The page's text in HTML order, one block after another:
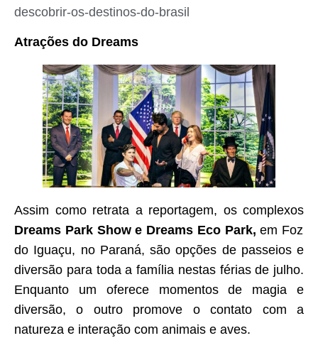
descobrir-os-destinos-do-brasil
Atrações do Dreams
Assim como retrata a reportagem, os complexos
Dreams Park Show e Dreams Eco Park,em Foz
do Iguaçu, no Paraná, são opções de passeios e
diversão para toda a família nestas férias de julho.
Enquanto um oferece momentos de magia e
diversão, o outro promove o contato com a
natureza e interação com animais e aves.